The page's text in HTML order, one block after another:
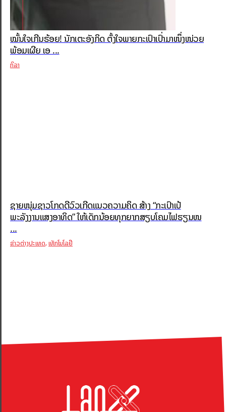
ໝັ້ນໃຈເກີນຮ້ອຍ! ນັກເຕະອັງກິດ ຕັ້ງໃຈພາຍກະເປົາເປົ່າມາໜຶ່ງໜ່ວຍ
ພ້ອມເຜີຍ ເອ ...
ກິລາ
ຊາຍໜຸ່ມຊາວໂກດດີວົວເກີດແນວຄວາມຄິດ ສ້າງ “ກະເປົາເປ້
ພະລັງງານແສງອາທິດ” ໃຫ້ເດັກນ້ອຍທຸກຍາກສຽບໂຄມໄຟຮຽນໜ
...
ຂ່າວຕ່າງປະເທດ,ເທັກໂນໂລຢີ